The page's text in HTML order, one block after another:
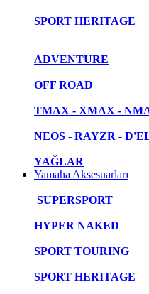
SPORT HERITAGE
ADVENTURE
OFF ROAD
TMAX - XMAX -
NEOS - RAYZR -
YAĞLAR
Yamaha Aksesuarları
SUPERSPORT
HYPER NAKED
SPORT TOURING
SPORT HERITAGE